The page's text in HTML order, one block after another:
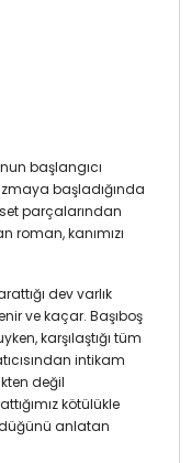
başlangıcı
başladığında
parçalarından
kanımızı
dev varlık
ve kaçar. Başıboş
karşılaştığı tüm
intikam
değil
kötülükle
anlatan